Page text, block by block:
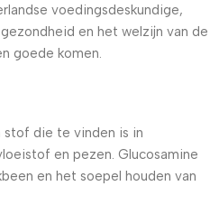
voedingsdeskundige,
en het welzijn van de
goede komen.
stof die te vinden is in
en pezen. Glucosamine
en het soepel houden van